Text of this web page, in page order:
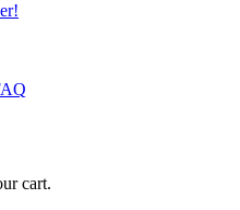
cart.